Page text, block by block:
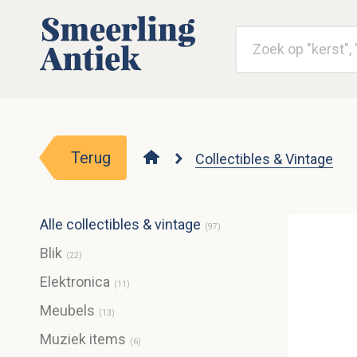
Terug Collectibles & Vintage
Alle collectibles & vintage (97)
Blik (22)
Elektronica (11 )
Meubels (13)
Muziek items (6)